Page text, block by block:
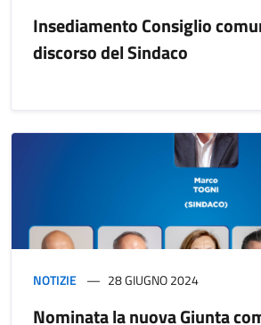
Insediamento Consiglio
discorso del Sindaco
NOTIZIE 28 GIUGNO 2024
Nominata la nuova Giunta